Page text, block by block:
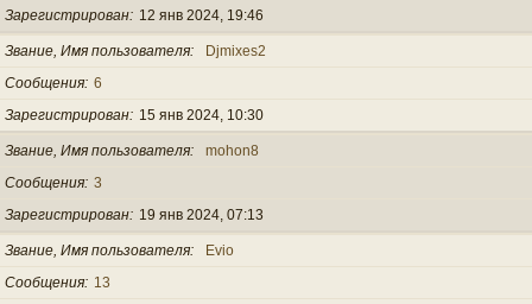
Зарегистрирован
12 янв 2024, 19:46
Звание, Имя пользователя
Djmixes2
Сообщения 6
Зарегистрирован
15 янв 2024, 10:30
Звание, Имя пользователя
mohon8
Сообщения 3
Зарегистрирован
19 янв 2024, 07:13
Звание, Имя пользователя
Evio
Сообщения
13